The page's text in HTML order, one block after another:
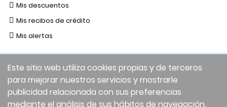
Este sitio web utiliza cookies propias y de terceros
para mejorar nuestros servicios y mostrarle
publicidad relacionada con sus preferencias
mediante el análisis de sus hábitos de navegación.
Mis descuentos
Mis recibos de crédito
Mis alertas